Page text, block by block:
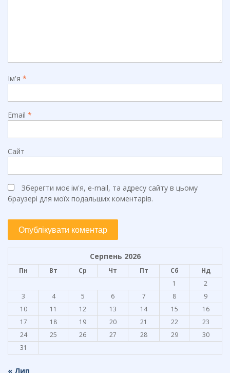
Ім'я *
Email *
Сайт
Зберегти моє ім'я, e-mail, та адресу сайту в цьому
браузері для моїх подальших коментарів.
Серпень 2026
Пн Вт Ср Чт Пт Сб
Нд
1
2
3
4 5 6 7 8
9
10
11 12 13 14 15
16
17
18 19 20 21 22
23
24
25 26 27 28 29
30
31
« Лип